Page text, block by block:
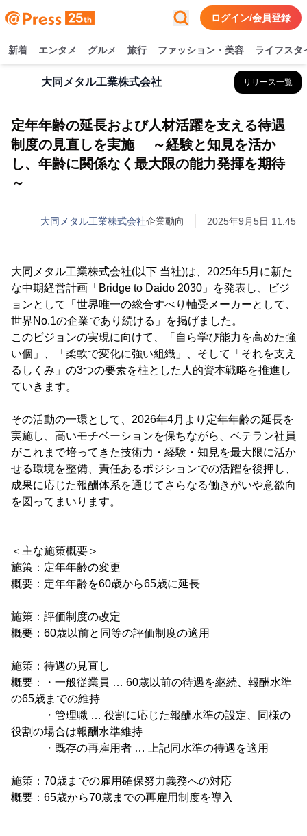
ログイン/会員登録
新着 エンタメ グルメ 旅行 ファッション・美容 ライフスタ
大同メタル工業株式会社 リリース一覧
定年年齢の延長および人材活躍を支える待遇
制度の見直しを実施 ～経験と知見を活か
し、年齢に関係なく最大限の能力発揮を期待
～
大同メタル工業株式会社企業動向 2025年9月5日 11:45
大同メタル工業株式会社(以下 当社)は、2025年5月に新た
な中期経営計画「Bridge to Daido 2030」を発表し、ビジ
ョンとして「世界唯一の総合すべり軸受メーカーとして、
世界No.1の企業であり続ける」を掲げました。
このビジョンの実現に向けて、「自ら学び能力を高めた強
い個」、「柔軟で変化に強い組織」、そして「それを支え
るしくみ」の3つの要素を柱とした人的資本戦略を推進し
ていきます。
その活動の一環として、2026年4月より定年年齢の延長を
実施し、高いモチベーションを保ちながら、ベテラン社員
がこれまで培ってきた技術力・経験・知見を最大限に活か
せる環境を整備、責任あるポジションでの活躍を後押し、
成果に応じた報酬体系を通じてさらなる働きがいや意欲向
を図ってまいります。
＜主な施策概要＞
施策：定年年齢の変更
概要：定年年齢を60歳から65歳に延長
施策：評価制度の改定
概要：60歳以前と同等の評価制度の適用
施策：待遇の見直し
概要：・一般従業員 … 60歳以前の待遇を継続、報酬水準
の65歳までの維持
・管理職 … 役割に応じた報酬水準の設定、同様の
役割の場合は報酬水準維持
・既存の再雇用者 … 上記同水準の待遇を適用
施策：70歳までの雇用確保努力義務への対応
概要：65歳から70歳までの再雇用制度を導入